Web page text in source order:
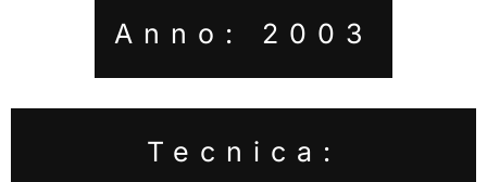
Anno: 2003
Tecnica: